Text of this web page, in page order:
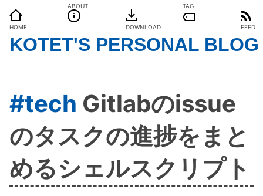
HOME
ABOUT
DOWNLOAD
TAG
FEED
KOTET'S PERSONAL BLOG
#tech Gitlabのissue
のタスクの進捗をまと
めるシェルスクリプト